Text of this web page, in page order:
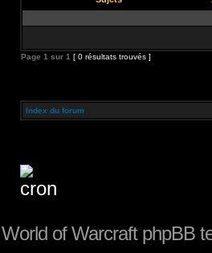
Page 1 sur 1 [ 0 résultats trouvés ]
Index du forum
World of Warcraft phpBB